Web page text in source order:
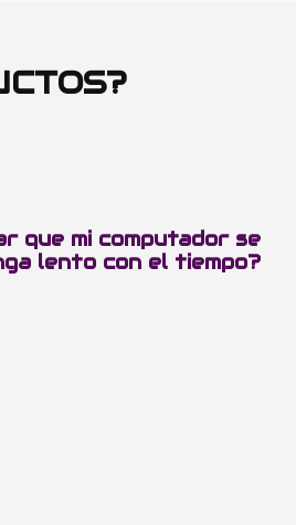
que mi computador se
lento con el tiempo?